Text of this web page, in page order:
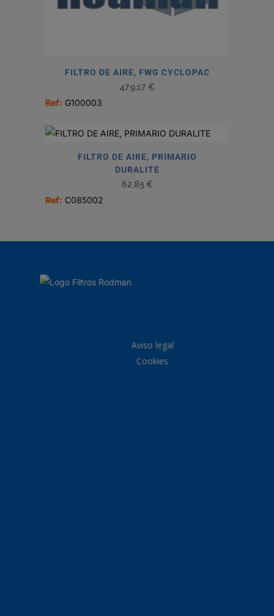
FILTRO DE AIRE, FWG CYCLOPAC
479,17 €
Ref: G100003
FILTRO DE AIRE, PRIMARIO
DURALITE
62,85 €
Ref: C085002
Aviso legal
Cookies